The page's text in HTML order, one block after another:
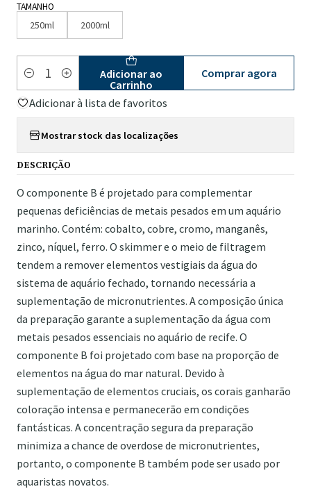
TAMANHO
250ml 2000ml
Quantidade
Adicionar ao
Carrinho
Comprar agora
Adicionar à lista de favoritos
Mostrar stock das localizações
DESCRIÇÃO
O componente B é projetado para complementar
pequenas deficiências de metais pesados ​​em um aquário
marinho. Contém: cobalto, cobre, cromo, manganês,
zinco, níquel, ferro. O skimmer e o meio de filtragem
tendem a remover elementos vestigiais da água do
sistema de aquário fechado, tornando necessária a
suplementação de micronutrientes. A composição única
da preparação garante a suplementação da água com
metais pesados ​​essenciais no aquário de recife. O
componente B foi projetado com base na proporção de
elementos na água do mar natural. Devido à
suplementação de elementos cruciais, os corais ganharão
coloração intensa e permanecerão em condições
fantásticas. A concentração segura da preparação
minimiza a chance de overdose de micronutrientes,
portanto, o componente B também pode ser usado por
aquaristas novatos.